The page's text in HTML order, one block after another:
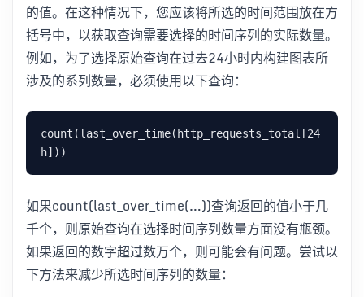
的值。在这种情况下，您应该将所选的时间范围放在方
括号中，以获取查询需要选择的时间序列的实际数量。
例如，为了选择原始查询在过去24小时内构建图表所
涉及的系列数量，必须使用以下查询：
count(last_over_time(http_requests_total[24
如果count(last_over_time(…))查询返回的值小于几
千个，则原始查询在选择时间序列数量方面没有瓶颈。
如果返回的数字超过数万个，则可能会有问题。尝试以
下方法来减少所选时间序列的数量：